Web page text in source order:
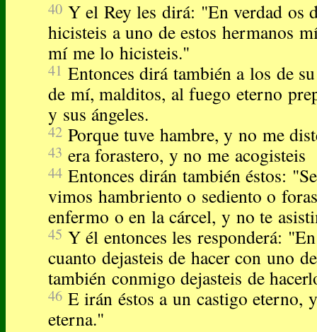
40 Y el Rey les dirá: "En verdad os
hicisteis a uno de estos hermanos
mí me lo hicisteis."
41 Entonces dirá también a los de
de mí, malditos, al fuego eterno
y sus ángeles.
42 Porque tuve hambre, y no me
43 era forastero, y no me acogisteis
44 Entonces dirán también éstos:
vimos hambriento o sediento o
enfermo o en la cárcel, y no te
45 Y él entonces les responderá:
cuanto dejasteis de hacer con uno
también conmigo dejasteis de
46 E irán éstos a un castigo eterno,
eterna."